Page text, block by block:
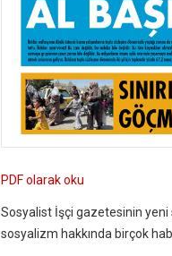
PDF olarak oku
Sosyalist İşçi gazetesinin yeni
sosyalizm hakkında birçok